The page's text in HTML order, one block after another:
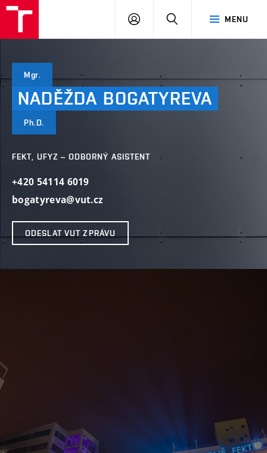
MENU
PŘIHLÁSIT
Mgr.
NADĚŽDA BOGATYREVA
Ph.D.
FEKT, UFYZ – ODBORNÝ ASISTENT
+420 54114 6019
bogatyreva@vut.cz
ODESLAT VUT ZPRÁVU